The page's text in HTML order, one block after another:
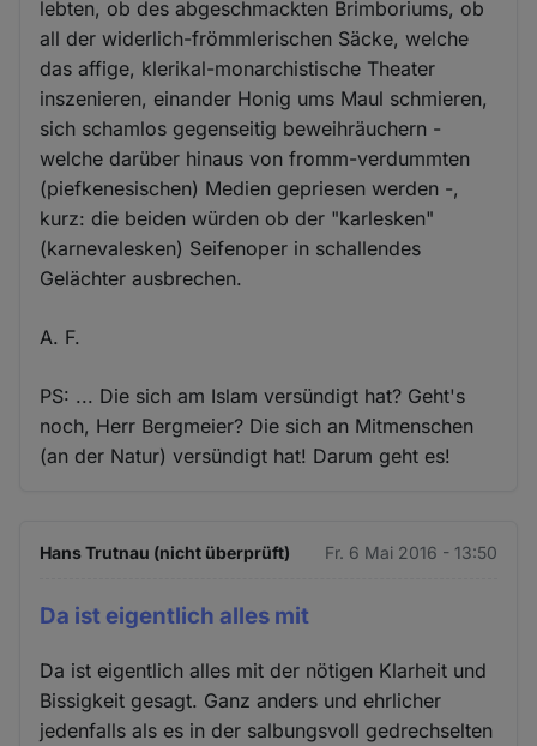
lebten, ob des abgeschmackten Brimboriums, ob
all der widerlich-frömmlerischen Säcke, welche
das affige, klerikal-monarchistische Theater
inszenieren, einander Honig ums Maul schmieren,
sich schamlos gegenseitig beweihräuchern -
welche darüber hinaus von fromm-verdummten
(piefkenesischen) Medien gepriesen werden -,
kurz: die beiden würden ob der "karlesken"
(karnevalesken) Seifenoper in schallendes
Gelächter ausbrechen.
A. F.
PS: ... Die sich am Islam versündigt hat? Geht's
noch, Herr Bergmeier? Die sich an Mitmenschen
(an der Natur) versündigt hat! Darum geht es!
Hans Trutnau (nicht überprüft) Fr. 6 Mai 2016 - 13:50
Da ist eigentlich alles mit
Da ist eigentlich alles mit der nötigen Klarheit und
Bissigkeit gesagt. Ganz anders und ehrlicher
jedenfalls als es in der salbungsvoll gedrechselten